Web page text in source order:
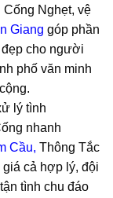
Cống Nghẹt, vệ
Giang góp phần
cho người
phố văn minh
lý tình
nhanh
Cầu, Thông Tắc
cả hợp lý, đội
tình chu đáo